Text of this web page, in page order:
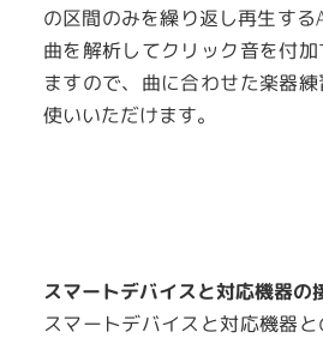
の区間のみを繰り返し再生する
曲を解析してクリック音を付
ますので、曲に合わせた楽器
使いいただけます。
スマートデバイスと対応機器の
スマートデバイスと対応機器と